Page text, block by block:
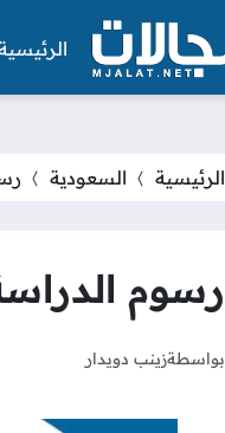
الرئيسية السعودية
رسوم الدراسة في
بواسطةزينب دويدار